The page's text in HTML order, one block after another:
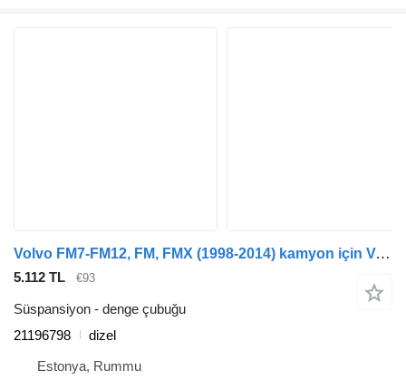
Volvo FM7-FM12, FM, FMX (1998-2014) kamyon için Volvo FMX (01.10-) 21196798 denge çubuğu
5.112 TL €93
Süspansiyon - denge çubuğu
21196798
dizel
Estonya, Rummu